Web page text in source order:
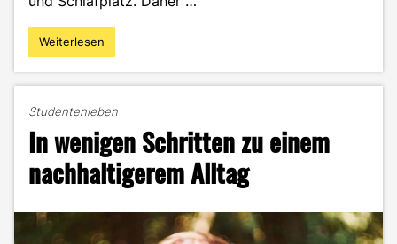
"Minimalismus
light
ist
manchmal
mehr"
Weiterlesen
Studentenleben
In wenigen Schritten zu einem
nachhaltigerem Alltag